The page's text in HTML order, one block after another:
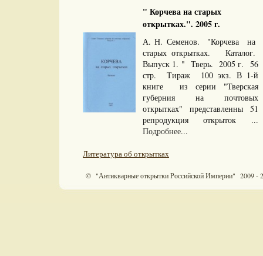
" Корчева на старых
открытках.". 2005 г.
А. Н. Семенов. "Корчева на
старых открытках. Каталог.
Выпуск 1. " Тверь. 2005 г. 56
стр. Тираж 100 экз. В 1-й
книге из серии "Тверская
губерния на почтовых
открытках" представленны 51
репродукция открыток ...
Подробнее...
Литература об открытках
© "Антикварные открытки Российской Империи" 2009 -